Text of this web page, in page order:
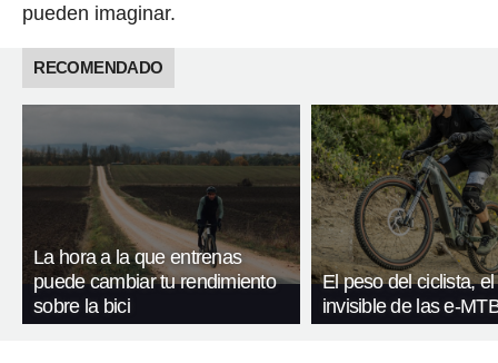
pueden imaginar.
RECOMENDADO
La hora a la que entrenas
puede cambiar tu rendimiento
sobre la bici
El peso del ciclista,
invisible de las e-